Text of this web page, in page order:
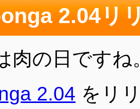
2.04リ
肉の日ですね
2.04 をリ